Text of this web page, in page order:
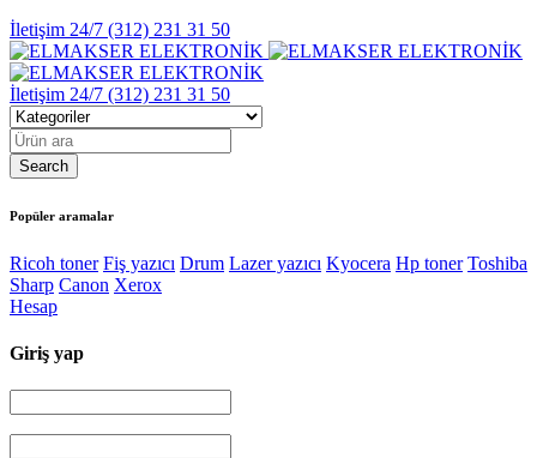
İletişim 24/7 (312) 231 31 50
İletişim 24/7 (312) 231 31 50
Popüler aramalar
Ricoh toner Fiş yazıcı Drum Lazer yazıcı Kyocera Hp toner Toshiba
Sharp Canon Xerox
Hesap
Giriş yap